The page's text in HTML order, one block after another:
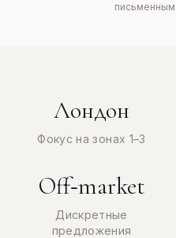
Лондон
Фокус на зонах 1–3
Off‑market
Дискретные
предложения